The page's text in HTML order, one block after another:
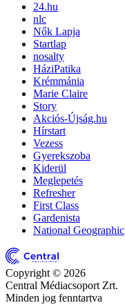
24.hu
nlc
Nők Lapja
Startlap
nosalty
HáziPatika
Krémmánia
Marie Claire
Story
Akciós-Újság.hu
Hírstart
Vezess
Gyerekszoba
Kiderül
Meglepetés
Refresher
First Class
Gardenista
National Geographic
Copyright © 2026
Central Médiacsoport Zrt.
Minden jog fenntartva